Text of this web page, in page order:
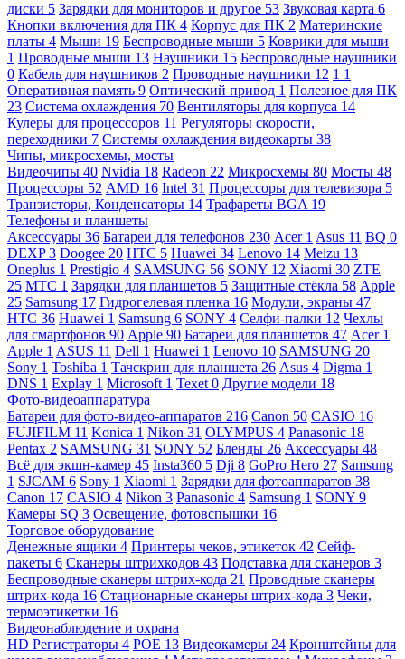
диски 5 Зарядки для мониторов и другое 53 Звуковая карта 6
Кнопки включения для ПК 4 Корпус для ПК 2 Материнские
платы 4 Мыши 19 Беспроводные мыши 5 Коврики для мыши
1 Проводные мыши 13 Наушники 15 Беспроводные наушники
0 Кабель для наушников 2 Проводные наушники 12 1 1
Оперативная память 9 Оптический привод 1 Полезное для ПК
23 Система охлаждения 70 Вентиляторы для корпуса 14
Кулеры для процессоров 11 Регуляторы скорости,
переходники 7 Системы охлаждения видеокарты 38
Чипы, микросхемы, мосты
Видеочипы 40 Nvidia 18 Radeon 22 Микросхемы 80 Мосты 48
Процессоры 52 AMD 16 Intel 31 Процессоры для телевизора 5
Транзисторы, Конденсаторы 14 Трафареты BGA 19
Телефоны и планшеты
Аксессуары 36 Батареи для телефонов 230 Acer 1 Asus 11 BQ 0
DEXP3 Doogee 20 HTC 5 Huawei 34 Lenovo 14 Meizu 13
Oneplus 1 Prestigio 4 SAMSUNG 56 SONY 12 Xiaomi 30 ZTE
25 МТС 1 Зарядки для планшетов 5 Защитные стёкла 58 Apple
25 Samsung 17 Гидрогелевая пленка 16 Модули, экраны 47
HTC 36 Huawei 1 Samsung 6 SONY 4 Селфи-палки 12 Чехлы
для смартфонов 90 Apple 90 Батареи для планшетов 47 Acer 1
Apple 1 ASUS 11 Dell 1 Huawei 1 Lenovo 10 SAMSUNG 20
Sony 1 Toshiba 1 Тачскрин для планшета 26 Asus 4 Digma 1
DNS 1 Explay 1 Microsoft 1 Texet 0 Другие модели 18
Фото-видеоаппаратура
Батареи для фото-видео-аппаратов 216 Canon 50 CASIO 16
FUJIFILM 11 Konica 1 Nikon 31 OLYMPUS 4 Panasonic 18
Pentax 2 SAMSUNG 31 SONY 52 Бленды 26 Аксессуары 48
Всё для экшн-камер 45 Insta360 5 Dji 8 GoPro Hero 27 Samsung
1 SJCAM 6 Sony 1 Xiaomi 1 Зарядки для фотоаппаратов 38
Canon 17 CASIO 4 Nikon 3 Panasonic 4 Samsung 1 SONY 9
Камеры SQ 3 Освещение, фотовспышки 16
Торговое оборудование
Денежные ящики 4 Принтеры чеков, этикеток 42 Сейф-
пакеты 6 Сканеры штрихкодов 43 Подставка для сканеров 3
Беспроводные сканеры штрих-кода 21 Проводные сканеры
штрих-кода 16 Стационарные сканеры штрих-кода 3 Чеки,
термоэтикетки 16
Видеонаблюдение и охрана
HD Регистраторы 4 POE 13 Видеокамеры 24 Кронштейны для